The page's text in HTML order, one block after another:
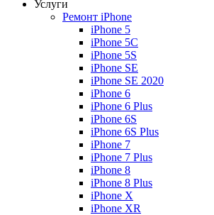
Услуги
Ремонт iPhone
iPhone 5
iPhone 5C
iPhone 5S
iPhone SE
iPhone SE 2020
iPhone 6
iPhone 6 Plus
iPhone 6S
iPhone 6S Plus
iPhone 7
iPhone 7 Plus
iPhone 8
iPhone 8 Plus
iPhone X
iPhone XR